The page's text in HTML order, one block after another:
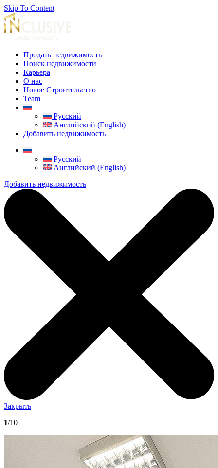
Skip To Content
Продать недвижимость
Поиск недвижимости
Карьера
О нас
Новое Строительство
Team
Русский
Английский (English)
Добавить недвижимость
Русский
Английский (English)
Добавить недвижимость
Закрыть
1/10